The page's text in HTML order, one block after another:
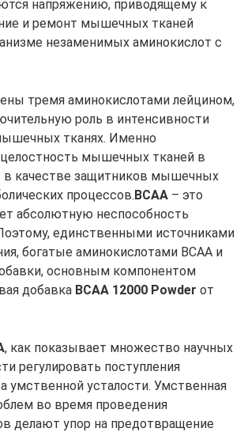
напряжению, приводящему к
и ремонт мышечных тканей
незаменимых аминокислот с
тремя аминокислотами лейцином,
роль в интенсивности
тканях. Именно
мышечных тканей в
качестве защитников мышечных
процессов.BCAA – это
абсолютную неспособность
единственными источниками
богатые аминокислотами BCAA и
основным компонентом
добавка BCAA 12000 Powder от
, как показывает множество научных
регулировать поступления
умственной усталости. Умственная
во время проведения
делают упор на предотвращение